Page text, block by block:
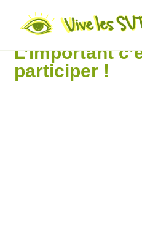
Humour
L’important
participer !